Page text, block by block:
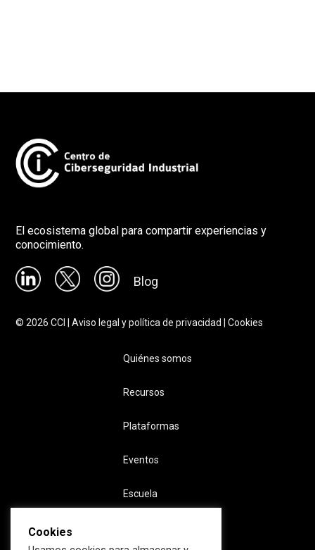
El ecosistema global para compartir experiencias y
conocimiento.
Blog
©2026 CCI |Aviso legal y política de privacidad |Cookies
Quiénes somos
Recursos
Plataformas
Eventos
Escuela
Cookies